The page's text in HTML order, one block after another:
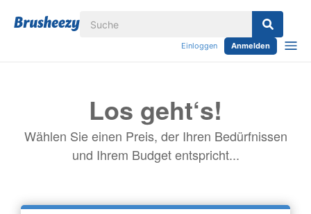
Einloggen Anmelden
Los geht‘s!
Wählen Sie einen Preis, der Ihren Bedürfnissen
und Ihrem Budget entspricht...